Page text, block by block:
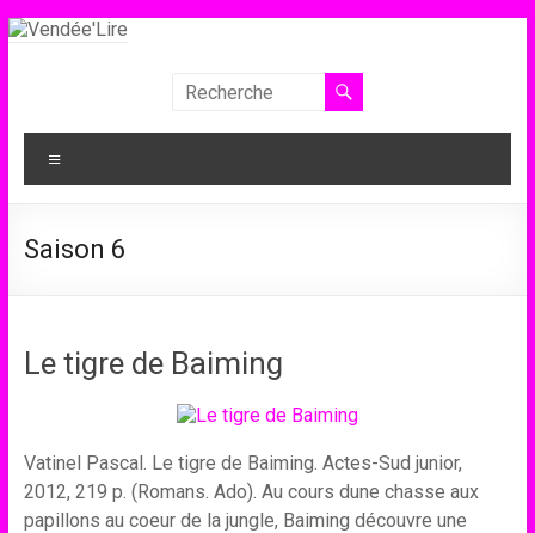
Aller
Vendée'Lire
Le
prix
collégiens
Saison 6
Le tigre de Baiming
Vatinel Pascal. Le tigre de Baiming. Actes-Sud junior,
2012, 219 p. (Romans. Ado). Au cours dune chasse aux
papillons au coeur de la jungle, Baiming découvre une